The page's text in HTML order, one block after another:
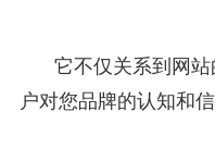
它不仅关系到网
户对您品牌的认知和信